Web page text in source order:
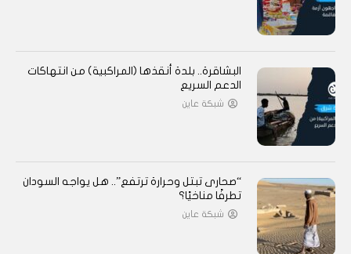
البشاقرة.. بلدة أنقذها (المراكبية) من انتهاكات
الدعم السريع
شبكة عاين
“صحارى تبتل وحرارة ترتفع”.. هل يواجه السودان
تطرفًا مناخيًا؟
شبكة عاين